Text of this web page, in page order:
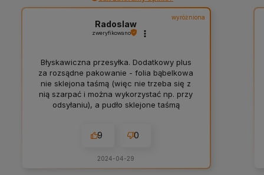
wyróżniona
Radoslaw
zweryfikowano
Błyskawiczna przesyłka. Dodatkowy plus
za rozsądne pakowanie - folia bąbelkowa
nie sklejona taśmą (więc nie trzeba się z
nią szarpać i można wykorzystać np. przy
odsyłaniu), a pudło sklejone taśmą
9 0
2024-04-29